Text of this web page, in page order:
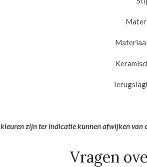
kleuren zijn ter indicatie kunnen afwijken van
Vragen